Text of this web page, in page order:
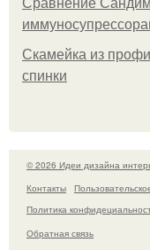
Скамейка из
спинки
© 2026 Идеи дизайна
Контакты
Политика
Обратная связь